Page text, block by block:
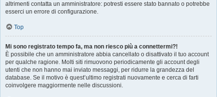
altrimenti contatta un amministratore: potresti essere stato bannato o potrebbe
esserci un errore di configurazione.
Top
Mi sono registrato tempo fa, ma non riesco più a connettermi?!
È possibile che un amministratore abbia cancellato o disattivato il tuo account
per qualche ragione. Molti siti rimuovono periodicamente gli account degli
utenti che non hanno mai inviato messaggi, per ridurre la grandezza del
database. Se il motivo è quest’ultimo registrati nuovamente e cerca di farti
coinvolgere maggiormente nelle discussioni.